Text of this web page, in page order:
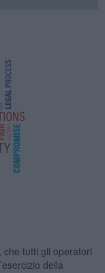
tutti gli operatori
della